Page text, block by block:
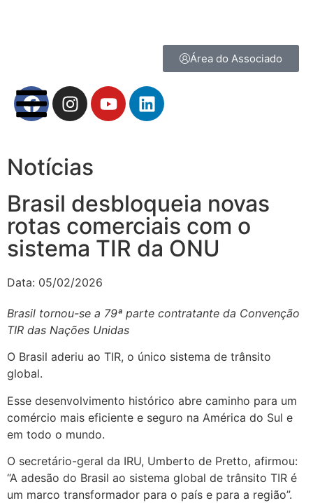
Área do Associado
Notícias
Brasil desbloqueia novas
rotas comerciais com o
sistema TIR da ONU
Data: 05/02/2026
Brasil tornou-se a 79ª parte contratante da Convenção
TIR das Nações Unidas
O Brasil aderiu ao TIR, o único sistema de trânsito
global.
Esse desenvolvimento histórico abre caminho para um
comércio mais eficiente e seguro na América do Sul e
em todo o mundo.
O secretário-geral da IRU, Umberto de Pretto, afirmou:
“A adesão do Brasil ao sistema global de trânsito TIR é
um marco transformador para o país e para a região”.